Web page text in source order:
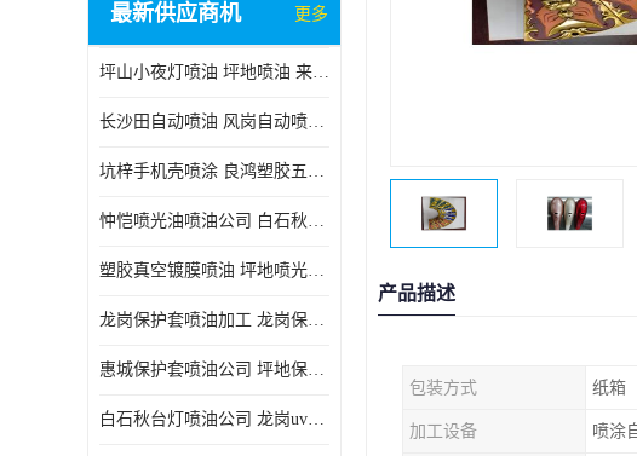
最新供应商机 更多
坪山小夜灯喷油 坪地喷油 来样订做
长沙田自动喷油 风岗自动喷涂 良鸿塑胶五金
坑梓手机壳喷涂 良鸿塑胶五金 坪地小夜灯喷涂公司
忡恺喷光油喷油公司 白石秋蓝牙喷涂
塑胶真空镀膜喷油 坪地喷光油喷油
龙岗保护套喷油加工 龙岗保护套喷油
惠城保护套喷油公司 坪地保护套喷油 良鸿塑胶五金
白石秋台灯喷油公司 龙岗uv喷油 良鸿塑胶五金
产品描述
包装方式 纸箱
加工设备 喷涂